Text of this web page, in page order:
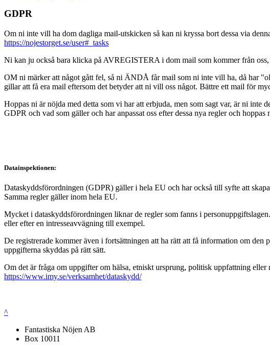
GDPR
Om ni inte vill ha dom dagliga mail-utskicken så kan ni kryssa bort dessa via
https://nojestorget.se/user#_tasks
Ni kan ju också bara klicka på AVREGISTERA i dom mail som kommer från
OM ni märker att något gått fel, så ni ÄNDÅ får mail som ni inte vill ha, då har
gillar att få era mail eftersom det betyder att ni vill oss något. Bättre ett mail för
Hoppas ni är nöjda med detta som vi har att erbjuda, men som sagt var, är ni
GDPR och vad som gäller och har anpassat oss efter dessa nya regler och
Datainspektionen:
Dataskyddsförordningen (GDPR) gäller i hela EU och har också till syfte att
Samma regler gäller inom hela EU.
Mycket i dataskyddsförordningen liknar de regler som fanns i
eller efter en intresseavvägning till exempel.
De registrerade kommer även i fortsättningen att ha rätt att få information om
uppgifterna skyddas på rätt sätt.
Om det är fråga om uppgifter om hälsa, etniskt ursprung, politisk uppfattning
https://www.imy.se/verksamhet/dataskydd/
^
Fantastiska Nöjen AB
Box 10011